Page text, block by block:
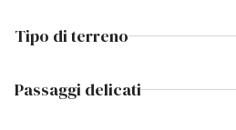
Tipo di terreno
Passaggi delicati